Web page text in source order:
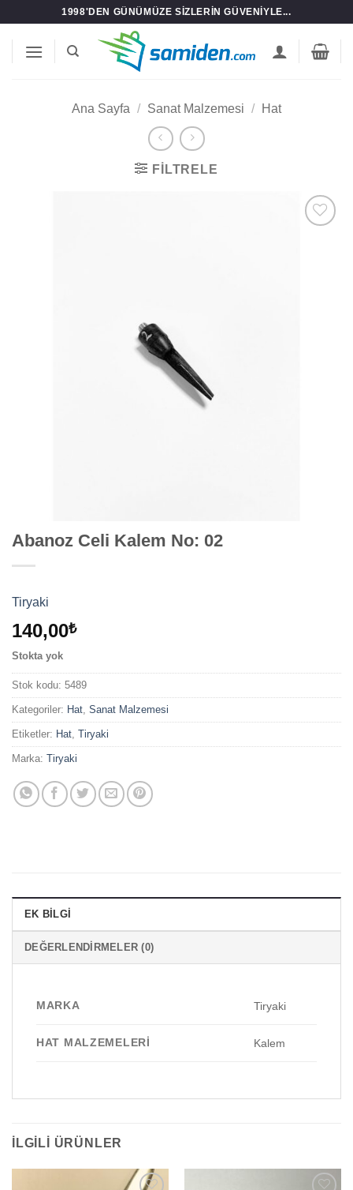
1998'DEN GÜNÜMÜZE SIZLERIN GÜVENIYLE...
Ana Sayfa / Sanat Malzemesi / Hat
FILTRELE
Abanoz Celi Kalem No: 02
Tiryaki
140,00₺
Stokta yok
Stok kodu: 5489
Kategoriler: Hat Sanat Malzemesi
Etiketler: Hat Tiryaki
Marka: Tiryaki
EK BILGI
DEĞERLENDIRMELER (0)
MARKA Tiryaki
HAT MALZEMELERI Kalem
İLGILI ÜRÜNLER